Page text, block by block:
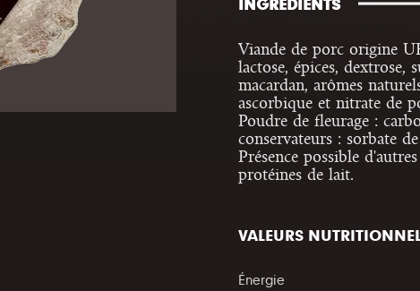
INGRÉDIENTS
Viande de porc origine
lactose, épices, dextrose,
macardan, arômes
ascorbique et nitrate de
Poudre de fleurage :
conservateurs : sorbate
Présence possible
protéines de lait.
VALEURS
Énergie